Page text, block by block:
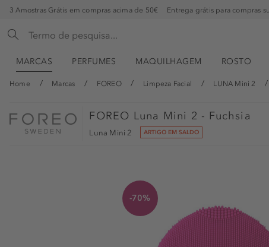
3 Amostras Grátis em compras acima de 50€ Entrega grátis para compras
MARCAS PERFUMES MAQUILHAGEM ROSTO
Home Marcas FOREO Limpeza Facial LUNA Mini 2
FOREO Luna Mini 2 - Fuchsia
Luna Mini 2 ARTIGO EM SALDO
-70%